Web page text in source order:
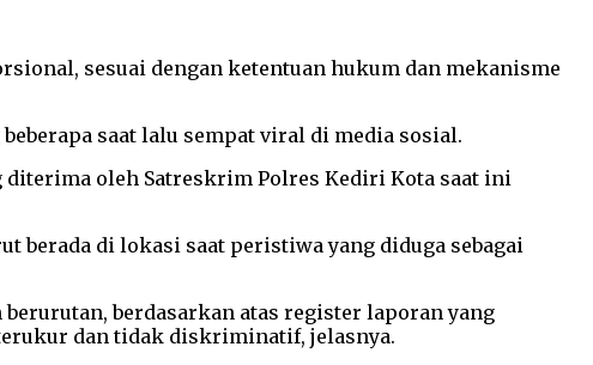
sesuai dengan ketentuan hukum dan mekanisme
saat lalu sempat viral di media sosial.
diterima oleh Satreskrim Polres Kediri Kota saat ini
berada di lokasi saat peristiwa yang diduga sebagai
berdasarkan atas register laporan yang
dan tidak diskriminatif, jelasnya.